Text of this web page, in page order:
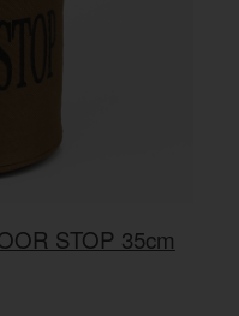
STOP 35cm